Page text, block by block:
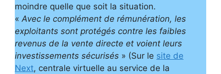
moindre quelle que soit la situation.
« Avec le complément de rémunération, les
exploitants sont protégés contre les faibles
revenus de la vente directe et voient leurs
investissements sécurisés » (Sur le site de
Next, centrale virtuelle au service de la